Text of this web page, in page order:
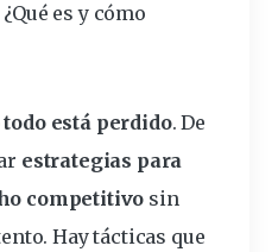
es y cómo
todo está perdido. De
estrategias para
competitivo sin
Hay tácticas que